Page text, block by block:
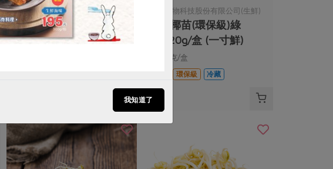
綠藤生物科技股份有限公司(生鮮)
苜蓿芽(環保級)綠藤-160g/
盒(一寸鮮)
綠藤生物科技股份有限公司(生鮮)
青花椰苗(環保級)綠
藤-120g/盒 (一寸鮮)
120公克/盒
環保級 冷藏
$100
我知道了